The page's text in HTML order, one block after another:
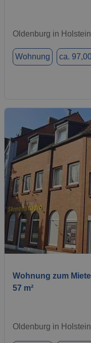
Oldenburg in
Wohnung ca.
Wohnung zum
57 m²
Oldenburg in